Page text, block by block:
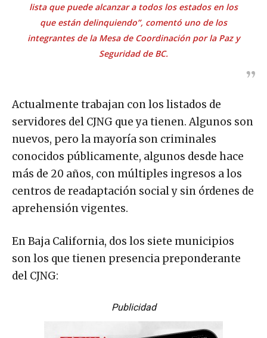
lista que puede alcanzar a todos los estados en los
que están delinquiendo”, comentó uno de los
integrantes de la Mesa de Coordinación por la Paz y
Seguridad de BC.
Actualmente trabajan con los listados de
servidores del CJNG que ya tienen. Algunos son
nuevos, pero la mayoría son criminales
conocidos públicamente, algunos desde hace
más de 20 años, con múltiples ingresos a los
centros de readaptación social y sin órdenes de
aprehensión vigentes.
En Baja California, dos los siete municipios
son los que tienen presencia preponderante
del CJNG:
Publicidad